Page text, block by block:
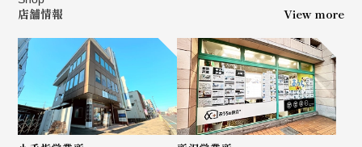
店舗情報 View more